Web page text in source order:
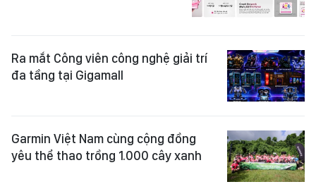
Ra mắt Công viên công nghệ giải trí
đa tầng tại Gigamall
Garmin Việt Nam cùng cộng đồng
yêu thể thao trồng 1.000 cây xanh